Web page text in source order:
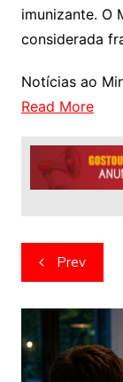
imunizante. O
considerada
Notícias ao
Read More
Navegação
de
artigos
Prev